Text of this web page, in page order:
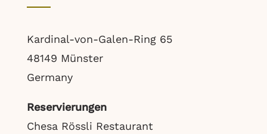
Kardinal-von-Galen-Ring 65
48149 Münster
Germany
Reservierungen
Chesa Rössli Restaurant